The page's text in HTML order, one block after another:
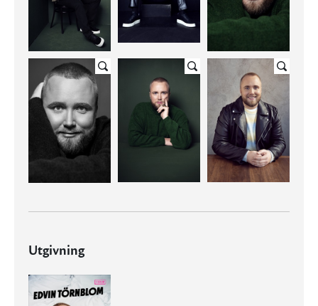
Utgivning